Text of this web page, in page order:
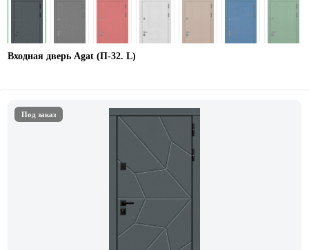
Входная дверь Agat (П-32. L)
Под заказ